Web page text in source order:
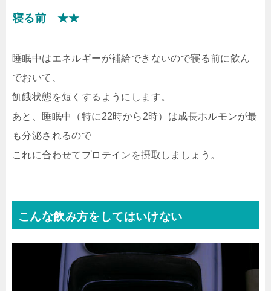
寝る前 ★★
睡眠中はエネルギーが補給できないので寝る前に飲ん
でおいて、
飢餓状態を短くするようにします。
あと、睡眠中（特に22時から2時）は成長ホルモンが最
も分泌されるので
これに合わせてプロテインを摂取しましょう。
こんな飲み方をしてはいけない